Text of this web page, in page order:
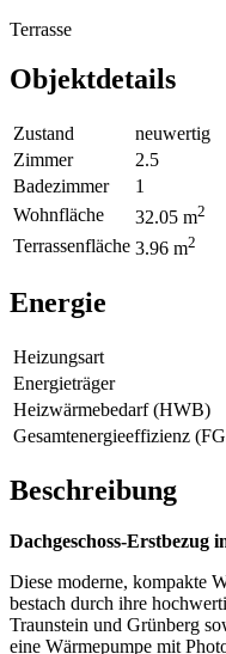
Terrasse
Objektdetails
Zustand
neuwertig
Zimmer
2.5
Badezimmer
1
Wohnfläche
32.05 m2
Terrassenfläche 3.96 m2
Energie
Heizungsart
Energieträger
Heizwärmebedarf (HWB)
Gesamtenergieeffizienz
Beschreibung
Dachgeschoss-Erstbezug
Diese moderne, kompakte
bestach durch ihre
Traunstein und Grünberg
eine Wärmepumpe mit